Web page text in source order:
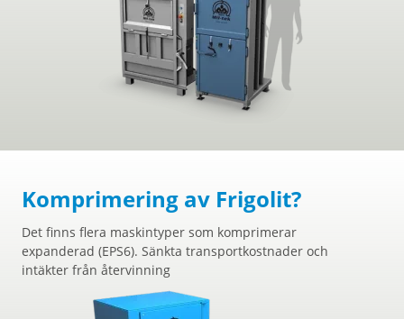
Komprimering av Frigolit?
Det finns flera maskintyper som komprimerar
expanderad (EPS6). Sänkta transportkostnader och
intäkter från återvinning